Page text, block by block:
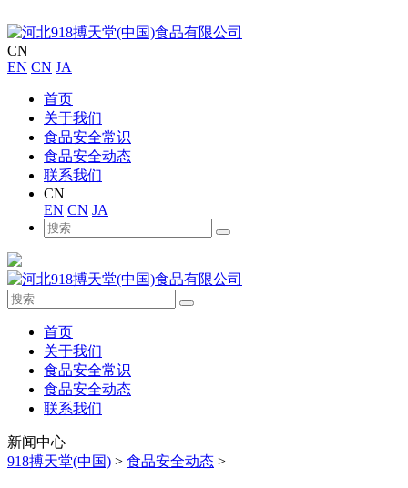
CN
EN CN JA
首页
关于我们
食品安全常识
食品安全动态
联系我们
CN
EN CN JA
首页
关于我们
食品安全常识
食品安全动态
联系我们
新闻中心
918搏天堂(中国) > 食品安全动态 >